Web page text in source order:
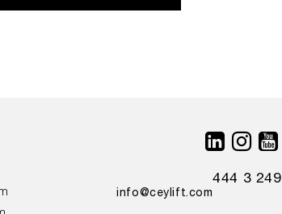
444 3 249
info@ceylift.com